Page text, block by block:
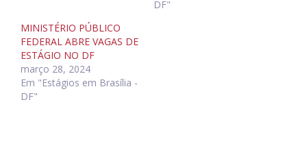
DF"
MINISTÉRIO PÚBLICO
FEDERAL ABRE VAGAS DE
ESTÁGIO NO DF
março 28, 2024
Em "Estágios em Brasília -
DF"